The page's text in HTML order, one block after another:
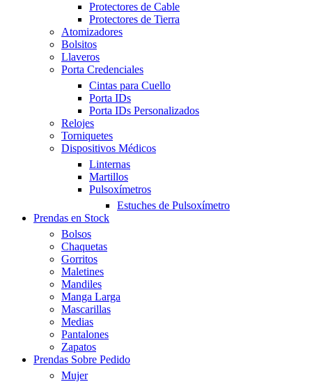
Protectores de Cable
Protectores de Tierra
Atomizadores
Bolsitos
Llaveros
Porta Credenciales
Cintas para Cuello
Porta IDs
Porta IDs Personalizados
Relojes
Torniquetes
Dispositivos Médicos
Linternas
Martillos
Pulsoxímetros
Estuches de Pulsoxímetro
Prendas en Stock
Bolsos
Chaquetas
Gorritos
Maletines
Mandiles
Manga Larga
Mascarillas
Medias
Pantalones
Zapatos
Prendas Sobre Pedido
Mujer